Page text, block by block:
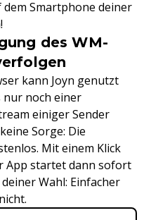
Smartphone deiner
des WM-
kann Joyn genutzt
nur noch einer
einiger Sender
Sorge: Die
Mit einem Klick
App startet dann sofort
Wahl: Einfacher